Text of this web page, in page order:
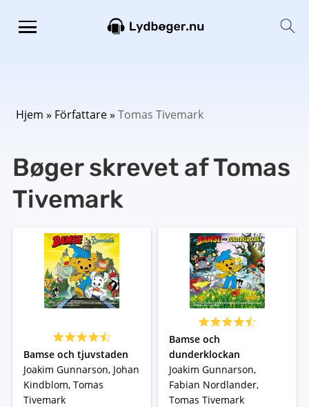
Hjem » Författare» Tomas Tivemark
Bøger skrevet af Tomas
Tivemark
Bamse och tjuvstaden
Joakim Gunnarson, Johan
Kindblom, Tomas
Tivemark
Bamse och
dunderklockan
Joakim Gunnarson,
Fabian Nordlander,
Tomas Tivemark